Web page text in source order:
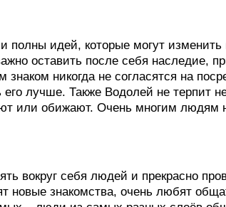
полны идей, которые могут
оставить после себя наследие,
знаком никогда не согласятся на
лучше. Также Водолей не терпит
или обижают. Очень многим людям
вокруг себя людей и прекрасно
новые знакомства, очень любят